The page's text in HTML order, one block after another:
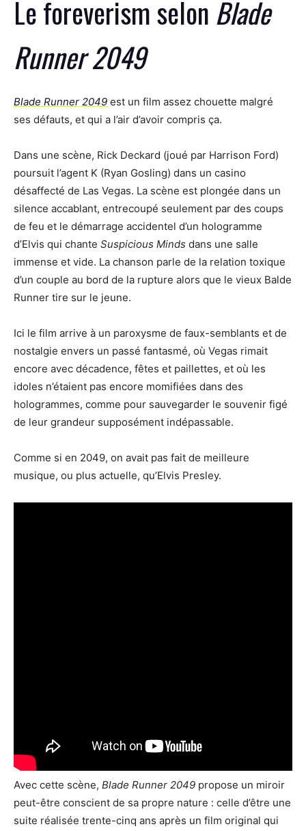
Le foreverism selon Blade
Runner 2049
Blade Runner 2049 est un film assez chouette malgré
ses défauts, et qui a l’air d’avoir compris ça.
Dans une scène, Rick Deckard (joué par Harrison Ford)
poursuit l’agent K (Ryan Gosling) dans un casino
désaffecté de Las Vegas. La scène est plongée dans un
silence accablant, entrecoupé seulement par des coups
de feu et le démarrage accidentel d’un hologramme
d’Elvis qui chante Suspicious Minds dans une salle
immense et vide. La chanson parle de la relation toxique
d’un couple au bord de la rupture alors que le vieux Balde
Runner tire sur le jeune.
Ici le film arrive à un paroxysme de faux-semblants et de
nostalgie envers un passé fantasmé, où Vegas rimait
encore avec décadence, fêtes et paillettes, et où les
idoles n’étaient pas encore momifiées dans des
hologrammes, comme pour sauvegarder le souvenir figé
de leur grandeur supposément indépassable.
Comme si en 2049, on avait pas fait de meilleure
musique, ou plus actuelle, qu’Elvis Presley.
Avec cette scène, Blade Runner 2049 propose un miroir
peut-être conscient de sa propre nature : celle d’être une
suite réalisée trente-cinq ans après un film original qui